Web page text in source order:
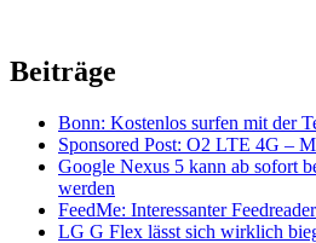
Beiträge
Bonn: Kostenlos surfen mit der
Sponsored Post: O2 LTE 4G –
Google Nexus 5 kann ab sofort
werden
FeedMe: Interessanter
LG G Flex lässt sich wirklich